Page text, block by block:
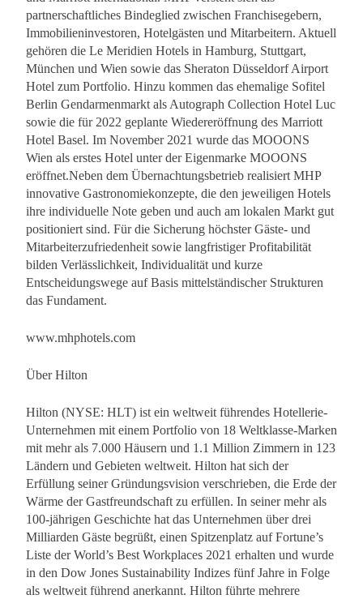
partnerschaftliches Bindeglied zwischen Franchisegebern,
Immobilieninvestoren, Hotelgästen und Mitarbeitern. Aktuell
gehören die Le Meridien Hotels in Hamburg, Stuttgart,
München und Wien sowie das Sheraton Düsseldorf Airport
Hotel zum Portfolio. Hinzu kommen das ehemalige Sofitel
Berlin Gendarmenmarkt als Autograph Collection Hotel Luc
sowie die für 2022 geplante Wiedereröffnung des Marriott
Hotel Basel. Im November 2021 wurde das MOOONS
Wien als erstes Hotel unter der Eigenmarke MOOONS
eröffnet.Neben dem Übernachtungsbetrieb realisiert MHP
innovative Gastronomiekonzepte, die den jeweiligen Hotels
ihre individuelle Note geben und auch am lokalen Markt gut
positioniert sind. Für die Sicherung höchster Gäste- und
Mitarbeiterzufriedenheit sowie langfristiger Profitabilität
bilden Verlässlichkeit, Individualität und kurze
Entscheidungswege auf Basis mittelständischer Strukturen
das Fundament.
www.mhphotels.com
Über Hilton
Hilton (NYSE: HLT) ist ein weltweit führendes Hotellerie-
Unternehmen mit einem Portfolio von 18 Weltklasse-Marken
mit mehr als 7.000 Häusern und 1.1 Million Zimmern in 123
Ländern und Gebieten weltweit. Hilton hat sich der
Erfüllung seiner Gründungsvision verschrieben, die Erde der
Wärme der Gastfreundschaft zu erfüllen. In seiner mehr als
100-jährigen Geschichte hat das Unternehmen über drei
Milliarden Gäste begrüßt, einen Spitzenplatz auf Fortune’s
Liste der World’s Best Workplaces 2021 erhalten und wurde
in den Dow Jones Sustainability Indizes fünf Jahre in Folge
als weltweit führend anerkannt. Hilton führte mehrere